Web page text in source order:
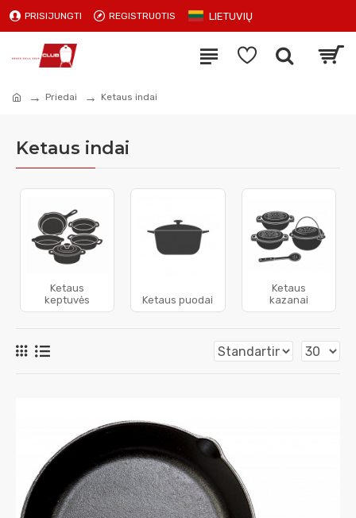
PRISIJUNGTI REGISTRUOTIS LIETUVIŲ
Priedai Ketaus indai
Ketaus indai
Ketaus
keptuvės
Ketaus puodai
Ketaus
kazanai